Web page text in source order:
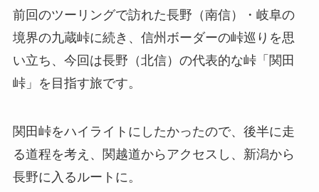
前回のツーリングで訪れた長野（南信）・岐阜の
境界の九蔵峠に続き、信州ボーダーの峠巡りを思
い立ち、今回は長野（北信）の代表的な峠「関田
峠」を目指す旅です。
関田峠をハイライトにしたかったので、後半に走
る道程を考え、関越道からアクセスし、新潟から
長野に入るルートに。